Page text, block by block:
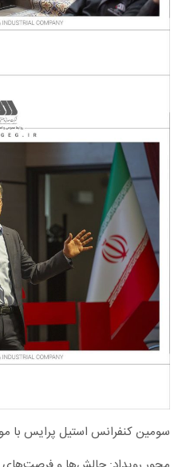
سومین کنفرانس استیل پرایس با